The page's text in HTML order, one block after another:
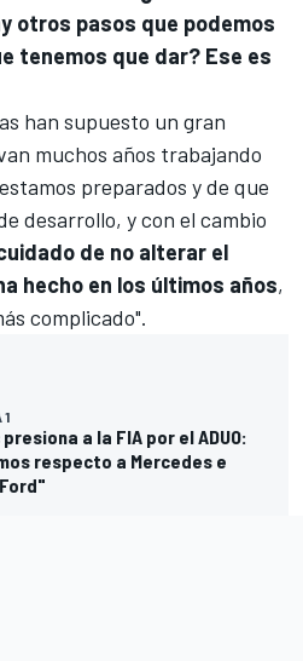
otros pasos que podemos
tenemos que dar? Ese es
han supuesto un gran
muchos años trabajando
preparados y de que
desarrollo, y con el cambio
de no alterar el
hecho en los últimos años,
complicado".
1
a la FIA por el ADUO:
respecto a Mercedes e